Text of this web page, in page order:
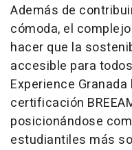
Además de
cómoda, el
hacer que la
accesible para
Experience
certificación
posicionándose
estudiantiles más